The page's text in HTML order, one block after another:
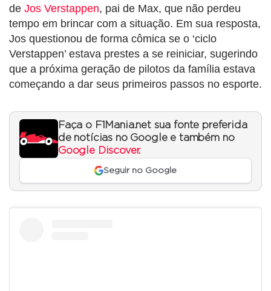
de Jos Verstappen, pai de Max, que não perdeu
tempo em brincar com a situação. Em sua resposta,
Jos questionou de forma cômica se o ‘ciclo
Verstappen’ estava prestes a se reiniciar, sugerindo
que a próxima geração de pilotos da família estava
começando a dar seus primeiros passos no esporte.
Faça o F1Mania.net sua fonte preferida
de notícias no Google e também no
Google Discover.
Seguir no Google